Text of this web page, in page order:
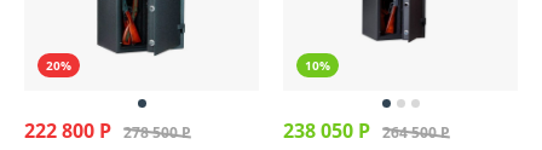
20%
222 800 Р 278 500 Р
10%
238 050 Р 264 500 Р